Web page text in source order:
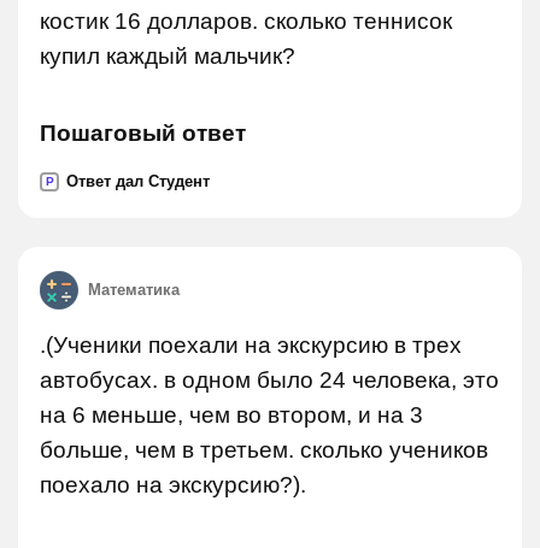
костик 16 долларов. сколько теннисок
купил каждый мальчик?
Пошаговый ответ
P Ответ дал Студент
Математика
.(Ученики поехали на экскурсию в трех
автобусах. в одном было 24 человека, это
на 6 меньше, чем во втором, и на 3
больше, чем в третьем. сколько учеников
поехало на экскурсию?).